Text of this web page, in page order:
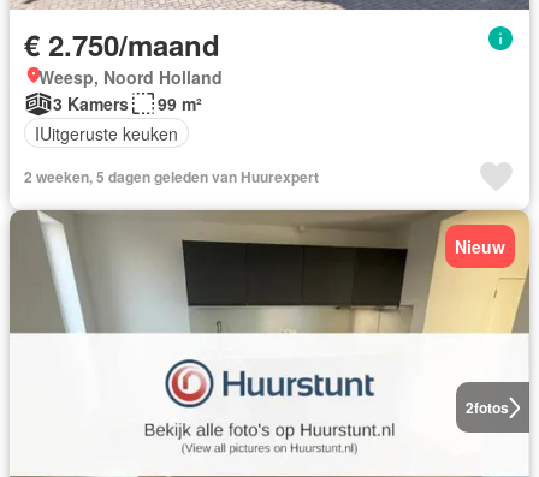
€ 2.750/maand
Weesp, Noord Holland
3 Kamers
99 m²
IUitgeruste keuken
2 weeken, 5 dagen geleden van Huurexpert
2fotos
Nieuw